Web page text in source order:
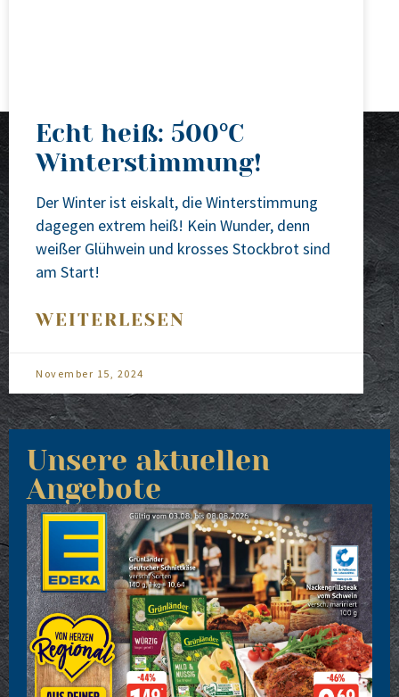
Echt heiß: 500°C
Winterstimmung!
Der Win­ter ist eis­kalt, die Win­ter­stim­mung
dage­gen extrem heiß! Kein Wun­der, denn
wei­ßer Glüh­wein und kros­ses Stock­brot sind
am Start!
WEITERLESEN
November 15, 2024
Unsere aktuellen
Angebote